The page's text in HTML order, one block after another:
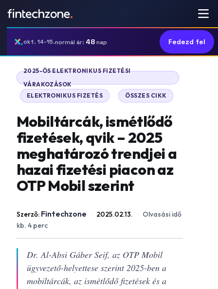
okt. 14-15.normál ár: 48nap Fedezd fel
2025-ÖS ELEKTRONIKUS FIZETÉSI
VÁRAKOZÁSOK
ELEKTRONIKUS FIZETÉS | ÖSSZES CIKK
Mobiltárcák, ismétlődő
fizetések, qvik – 2025
meghatározó trendjei a
hazai fizetési piacon az
OTP Mobil szerint
Szerző: Fintechzone · 2025.02.13. · Olvasási idő
kb. 4 perc
Dr. Al-Absi Gáber Seif, az OTP Mobil
ügyvezető-helyettese szerint 2025-ben a
mobiltárcák, az ismétlődő fizetések és a